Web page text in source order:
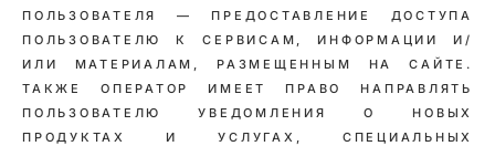
ПОЛЬЗОВАТЕЛЯ — ПРЕДОСТАВЛЕНИЕ ДОСТУПА
ПОЛЬЗОВАТЕЛЮ К СЕРВИСАМ, ИНФОРМАЦИИ И/
ИЛИ МАТЕРИАЛАМ, РАЗМЕЩЕННЫМ НА САЙТЕ.
ТАКЖЕ ОПЕРАТОР ИМЕЕТ ПРАВО НАПРАВЛЯТЬ
ПОЛЬЗОВАТЕЛЮ УВЕДОМЛЕНИЯ О НОВЫХ
ПРОДУКТАХ И УСЛУГАХ, СПЕЦИАЛЬНЫХ